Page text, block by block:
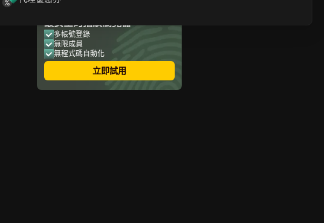
暫停
180天的暫停可以被撤銷
（且不值得堅持）
2026 年避免 Instagram 被
停權的頂尖建議
最安全的指紋瀏覽器
多帳號登錄
無限成員
無程式碼自動化
立即試用